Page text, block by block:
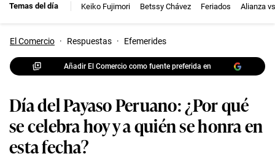
Temas del día Keiko Fujimori Betssy Chávez Feriados Alianza
El Comercio · Respuestas · Efemerides
Añadir El Comercio como fuente preferida en
Día del Payaso Peruano: ¿Por qué
se celebra hoy y a quién se honra en
esta fecha?